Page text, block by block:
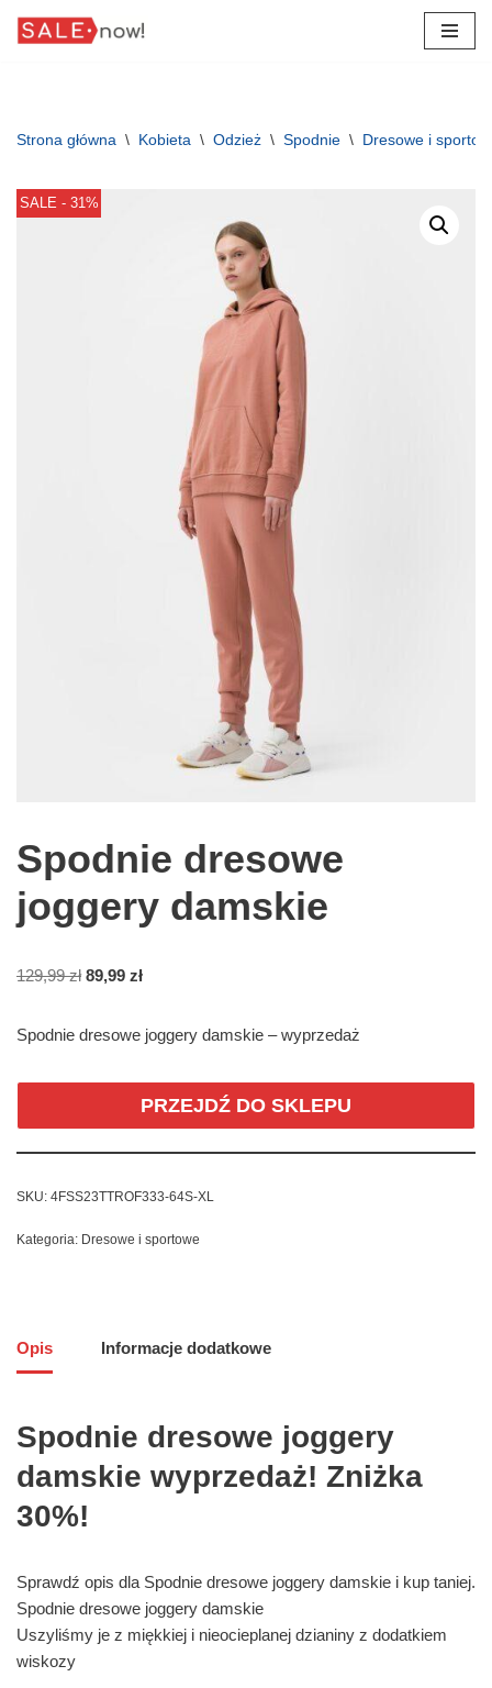
Strona główna \ Kobieta \ Odzież \ Spodnie \ Dresowe i
SALE - 31%
Spodnie dresowe
joggery damskie
129,99zł 89,99 zł
Spodnie dresowe joggery damskie – wyprzedaż
PRZEJDŹ DO SKLEPU
SKU: 4FSS23TTROF333-64S-XL
Kategoria: Dresowe i sportowe
Opis Informacje dodatkowe
Spodnie dresowe joggery
damskie wyprzedaż! Zniżka
30%!
Sprawdź opis dla Spodnie dresowe joggery damskie i kup taniej.
Spodnie dresowe joggery damskie
Uszyliśmy je z miękkiej i nieocieplanej dzianiny z dodatkiem
wiskozy